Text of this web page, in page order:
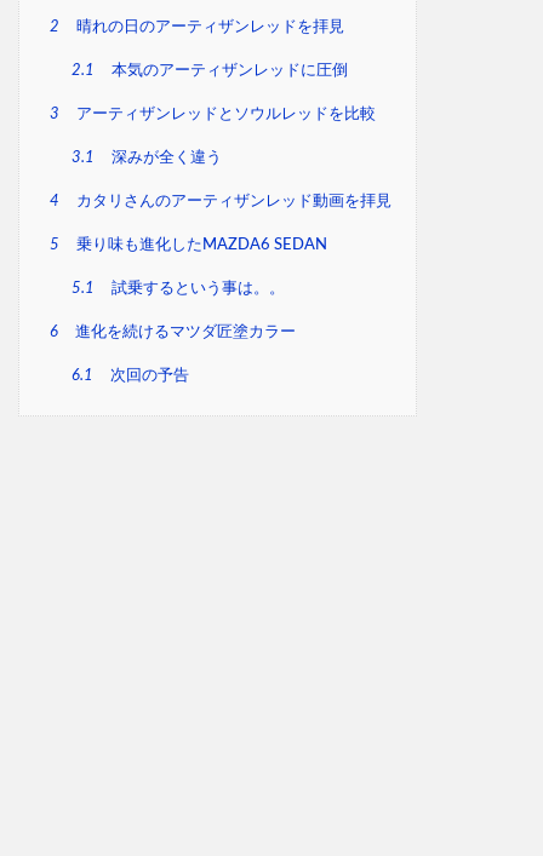
2 晴れの日のアーティザンレッドを拝見
2.1 本気のアーティザンレッドに圧倒
3 アーティザンレッドとソウルレッドを比較
3.1 深みが全く違う
4 カタリさんのアーティザンレッド動画を拝見
5 乗り味も進化したMAZDA6 SEDAN
5.1 試乗するという事は。。
6 進化を続けるマツダ匠塗カラー
6.1 次回の予告